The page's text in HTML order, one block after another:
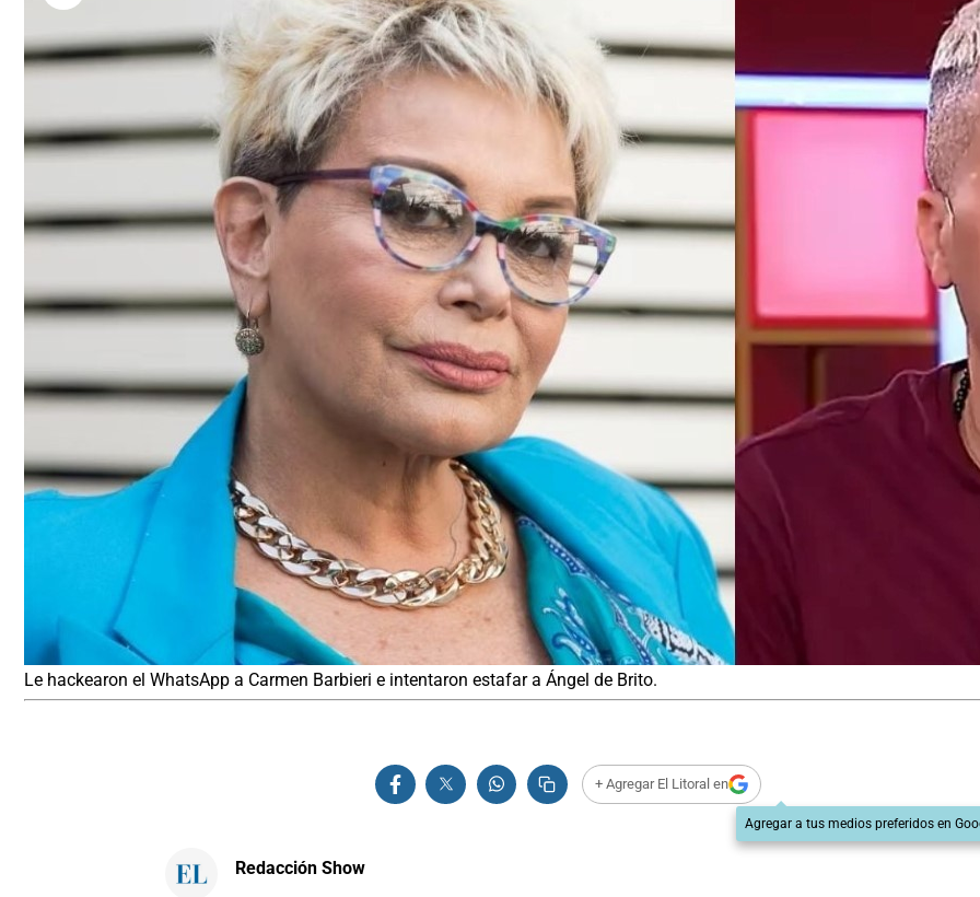
Le hackearon el WhatsApp a Carmen Barbieri e intentaron estafar a Ángel de Brito.
+ Agregar El Litoral en
Agregar a tus medios preferidos en
Redacción Show